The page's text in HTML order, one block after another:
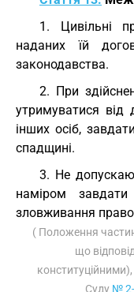
1. Цивільні
наданих їй
законодавства.
2. При
утримуватися від
інших осіб,
спадщині.
3. Не
наміром
зловживання
( Положення
що
Суду №